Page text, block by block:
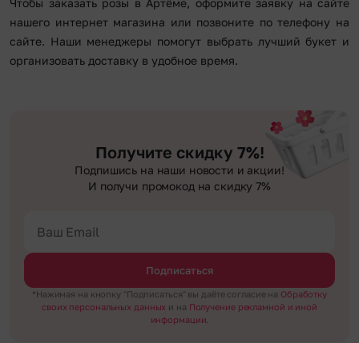
Чтобы заказать розы в Артёме, оформите заявку на сайте
нашего интернет магазина или позвоните по телефону на
сайте. Наши менеджеры помогут выбрать лучший букет и
организовать доставку в удобное время.
Получите скидку 7%!
Подпишись на наши новости и акции!
И получи промокод на скидку 7%
Подписаться
*Нажимая на кнопку "Подписаться" вы даёте согласие на Обработку
своих персональных данных и на Получение рекламной и иной
информации.